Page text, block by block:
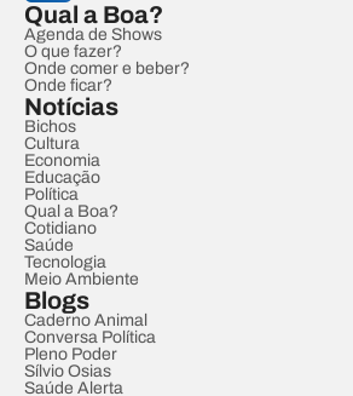
Qual a Boa?
Agenda de Shows
O que fazer?
Onde comer e beber?
Onde ficar?
Notícias
Bichos
Cultura
Economia
Educação
Política
Qual a Boa?
Cotidiano
Saúde
Tecnologia
Meio Ambiente
Blogs
Caderno Animal
Conversa Política
Pleno Poder
Sílvio Osias
Saúde Alerta